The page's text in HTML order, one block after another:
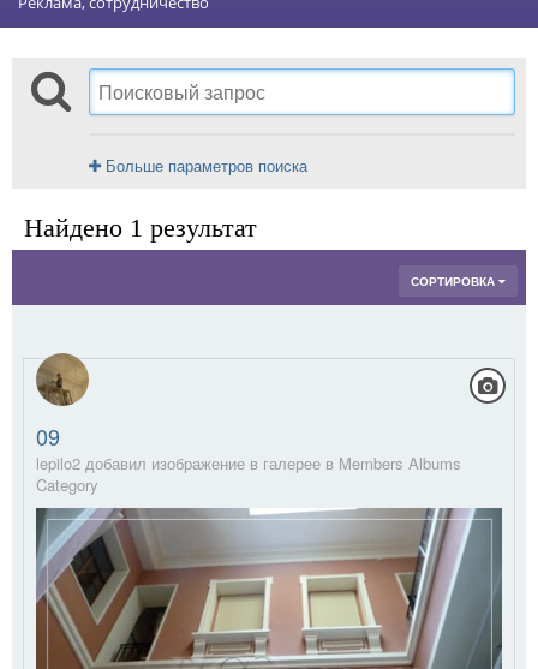
Больше параметров поиска
Найдено 1 результат
СОРТИРОВКА
09
lepilo2 добавил изображение в галерее в Members Albums
Category